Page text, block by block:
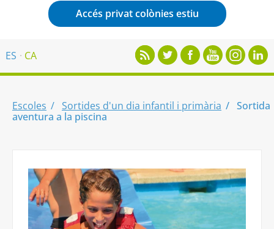
Accés privat colònies estiu
ES CA
Escoles Sortides d'un dia infantil i primària
Sortida
aventura a la piscina